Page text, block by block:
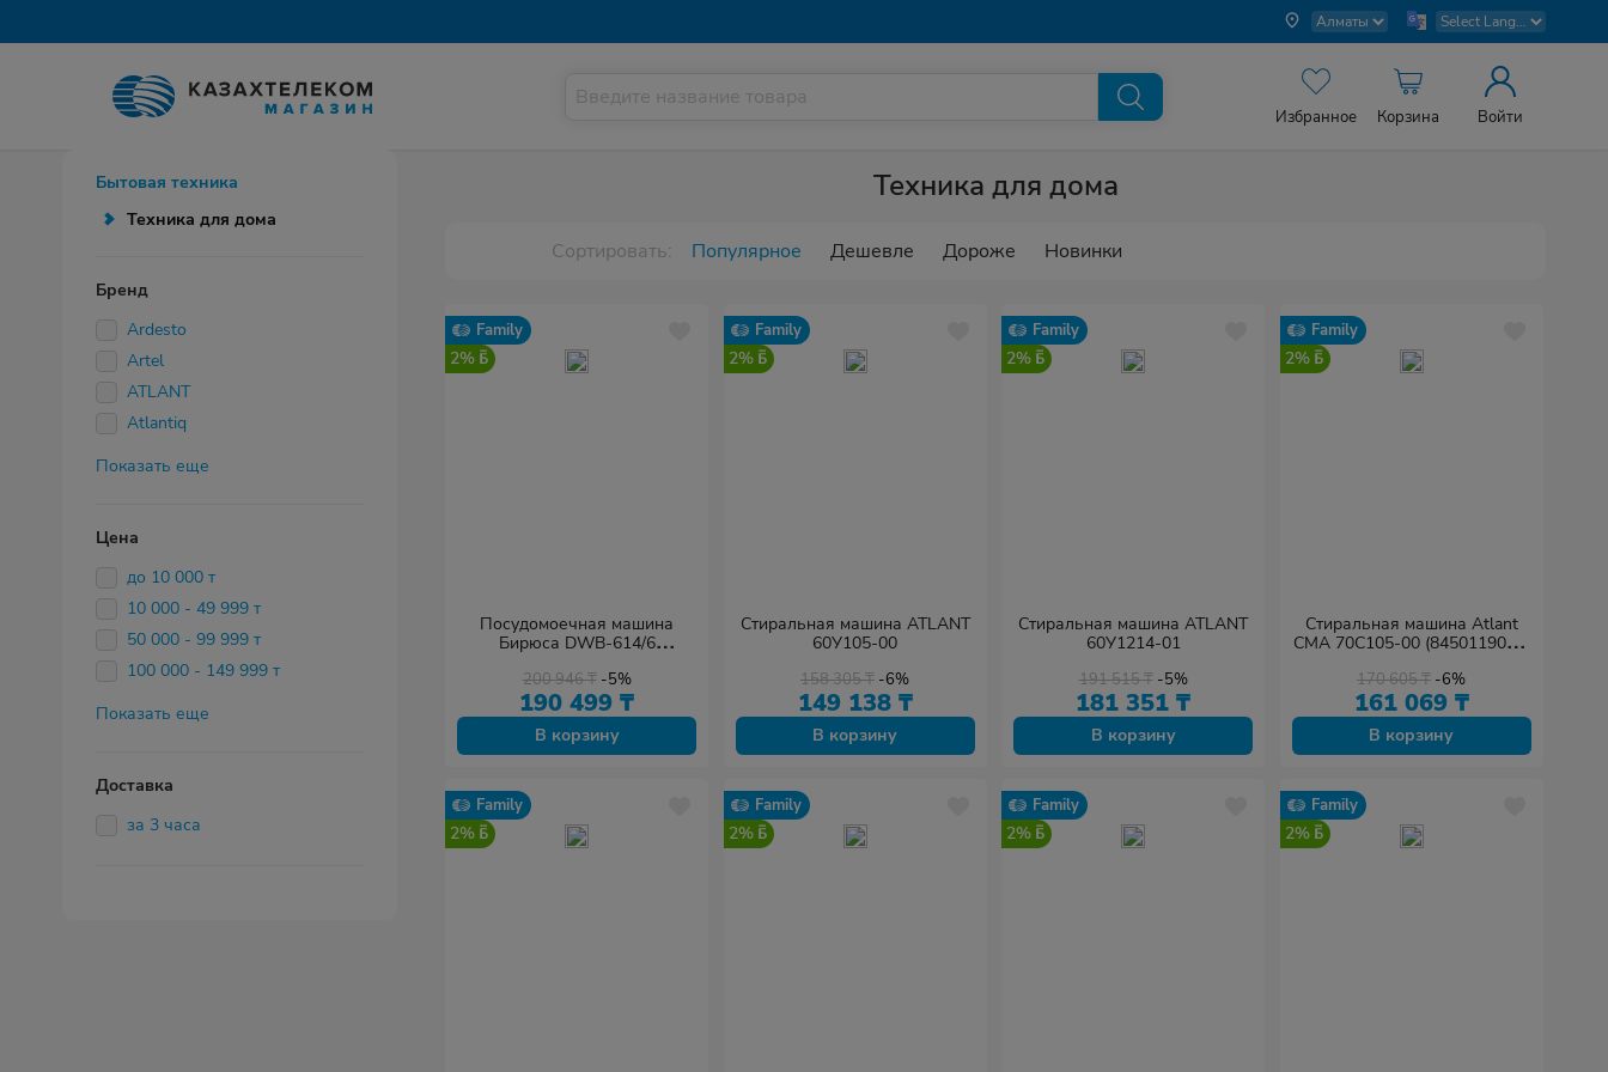
Избранное Корзина Войти
Бытовая техника
Техника для дома
Бренд
Ardesto
Artel
ATLANT
Atlantiq
Показать еще
Цена
до 10 000 т
10 000 - 49 999 т
50 000 - 99 999 т
100 000 - 149 999 т
Показать еще
Доставка
за 3 часа
Техника для дома
Сортировать: Популярное Дешевле Дороже Новинки
Family
2%
Посудомоечная машина
Бирюса DWB-614/6
200 946₸ -5%
190 499 ₸
В корзину
Family
2%
Стиральная машина ATLANT
60У105-00
158 305₸ -6%
149 138 ₸
В корзину
Family
2%
Стиральная машина ATLANT
60У1214-01
191 515₸ -5%
181 351 ₸
В корзину
Family
2%
Стиральная машина Atlant
СМА 70С105-00 (8450119000)
170 605₸ -6%
161 069 ₸
В корзину
Family
2%
Family
2%
Family
2%
Family
2%